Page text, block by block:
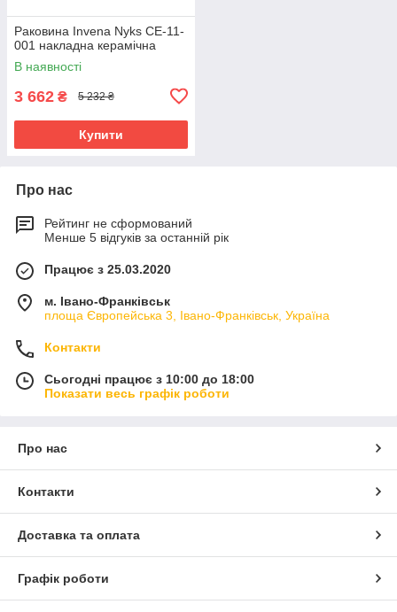
Раковина Invena Nyks CE-11-
001 накладна керамічна
В наявності
3 662 ₴ 5 232 ₴
Купити
Про нас
Рейтинг не сформований
Менше 5 відгуків за останній рік
Працює з 25.03.2020
м. Івано-Франківськ
площа Європейська 3, Івано-Франківськ, Україна
Контакти
Сьогодні працює з 10:00 до 18:00
Показати весь графік роботи
Про нас
Контакти
Доставка та оплата
Графік роботи